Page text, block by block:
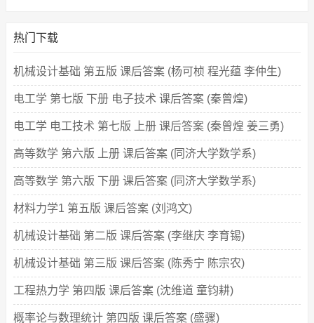
热门下载
机械设计基础 第五版 课后答案 (杨可桢 程光蕴 李仲生)
电工学 第七版 下册 电子技术 课后答案 (秦曾煌)
电工学 电工技术 第七版 上册 课后答案 (秦曾煌 姜三勇)
高等数学 第六版 上册 课后答案 (同济大学数学系)
高等数学 第六版 下册 课后答案 (同济大学数学系)
材料力学1 第五版 课后答案 (刘鸿文)
机械设计基础 第二版 课后答案 (李继庆 李育锡)
机械设计基础 第三版 课后答案 (陈秀宁 陈宗农)
工程热力学 第四版 课后答案 (沈维道 童钧耕)
概率论与数理统计 第四版 课后答案 (盛骤)